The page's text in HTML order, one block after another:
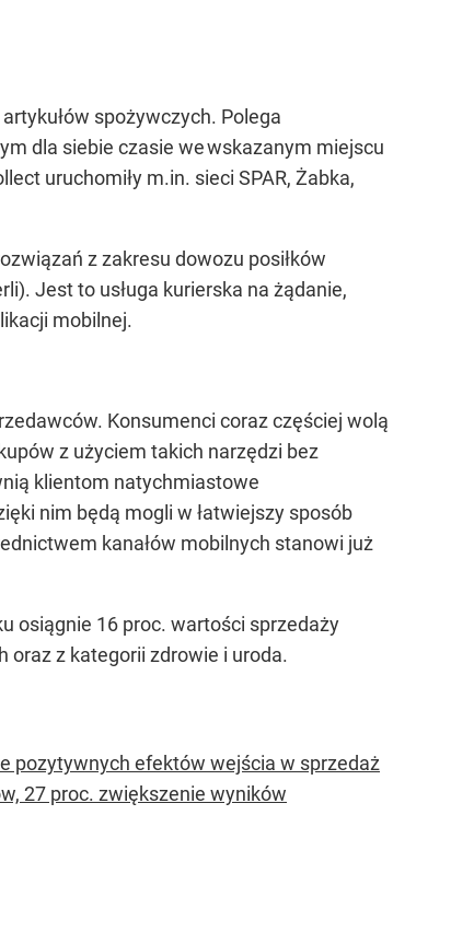
spożywczych. Polega
dla siebie czasie we wskazanym miejscu
uruchomiły m.in. sieci SPAR, Żabka,
z zakresu dowozu posiłków
Jest to usługa kurierska na żądanie,
mobilnej.
Konsumenci coraz częściej wolą
z użyciem takich narzędzi bez
klientom natychmiastowe
nim będą mogli w łatwiejszy sposób
kanałów mobilnych stanowi już
osiągnie 16 proc. wartości sprzedaży
oraz z kategorii zdrowie i uroda.
pozytywnych efektów wejścia w sprzedaż
27 proc. zwiększenie wyników